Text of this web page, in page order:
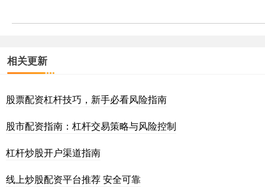
相关更新
股票配资杠杆技巧，新手必看风险指南
股市配资指南：杠杆交易策略与风险控制
杠杆炒股开户渠道指南
线上炒股配资平台推荐 安全可靠